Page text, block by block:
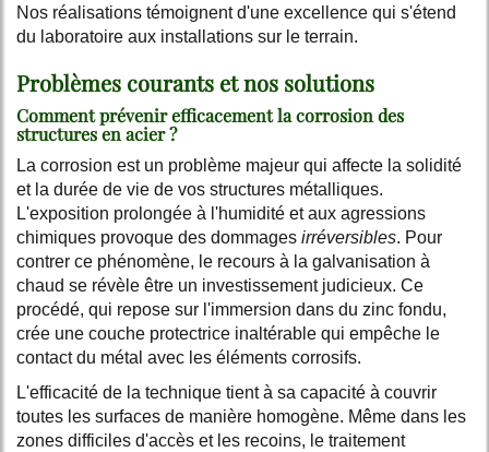
Nos réalisations témoignent d'une excellence qui s'étend
du laboratoire aux installations sur le terrain.
Problèmes courants et nos solutions
Comment prévenir efficacement la corrosion des
structures en acier ?
La corrosion est un problème majeur qui affecte la solidité
et la durée de vie de vos structures métalliques.
L'exposition prolongée à l'humidité et aux agressions
chimiques provoque des dommages irréversibles. Pour
contrer ce phénomène, le recours à la galvanisation à
chaud se révèle être un investissement judicieux. Ce
procédé, qui repose sur l'immersion dans du zinc fondu,
crée une couche protectrice inaltérable qui empêche le
contact du métal avec les éléments corrosifs.
L'efficacité de la technique tient à sa capacité à couvrir
toutes les surfaces de manière homogène. Même dans les
zones difficiles d'accès et les recoins, le traitement